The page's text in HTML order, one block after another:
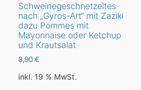
Schweinegeschnetzeltes
nach „Gyros-Art“ mit Zaziki
dazu Pommes mit
Mayonnaise oder Ketchup
und Krautsalat
8,90 €
inkl. 19 % MwSt.